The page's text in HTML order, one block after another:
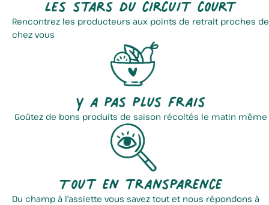
Rencontrez les producteurs aux points de retrait proches de
chez vous
Y a pas plus frais
Goûtez de bons produits de saison récoltés le matin même
Tout en transparence
Du champ à l'assiette vous savez tout et nous répondons à